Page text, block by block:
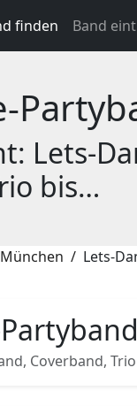
finden Band
Lets-
bis…
Lets-
Coverband,